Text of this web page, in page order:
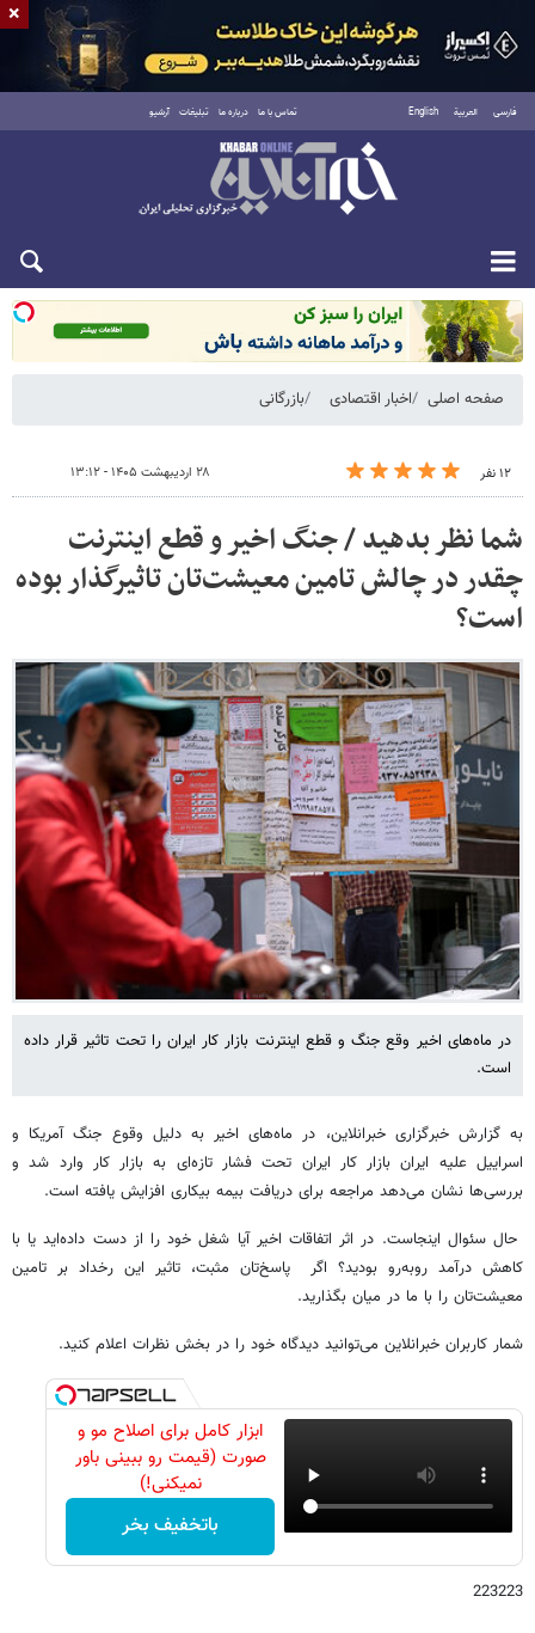
فارسی العربية English تماس با ما درباره ما تبلیغات آرشیو
شنبه ۱۷ مرداد ۱۴۰۵
صفحه اصلی اخبار اقتصادی بازرگانی
۱۲ نفر ۲۸ اردیبهشت ۱۴۰۵ - ۱۳:۱۲
شما نظر بدهید / جنگ اخیر و قطع اینترنت
چقدر در چالش تامین معیشت‌تان تاثیرگذار بوده
است؟
در ماه‌های اخیر وقع جنگ و قطع اینترنت بازار کار ایران را تحت تاثیر قرار داده
است.
به گزارش خبرگزاری خبرانلاین، در ماه‌های اخیر به دلیل وقوع جنگ آمریکا و
اسراییل علیه ایران بازار کار ایران تحت فشار تازه‌ای به بازار کار وارد شد و
بررسی‌ها نشان می‌دهد مراجعه برای دریافت بیمه بیکاری افزایش یافته است.
حال سئوال اینجاست. در اثر اتفاقات اخیر آیا شغل خود را از دست داده‌اید یا با
کاهش درآمد روبه‌رو بودید؟ اگر پاسخ‌تان مثبت، تاثیر این رخداد بر تامین
معیشت‌تان را با ما در میان بگذارید.
شمار کاربران خبرانلاین می‌توانید دیدگاه خود را در بخش نظرات اعلام کنید.
ابزار کامل برای اصلاح مو و
صورت (قیمت رو ببینی باور
نمیکنی!)
باتخفیف بخر
223223
×